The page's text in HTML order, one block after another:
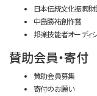
日本伝統文化振興財
中島勝祐創作賞
邦楽技能者オーディ
賛助会員・寄付
賛助会員募集
寄付のお願い